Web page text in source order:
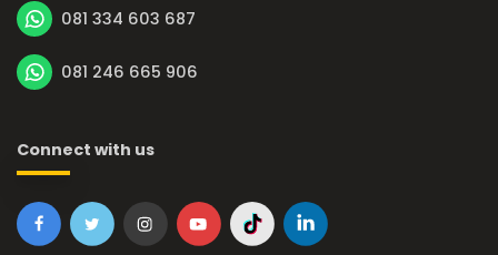
081 334 603 687
081 246 665 906
Connect with us